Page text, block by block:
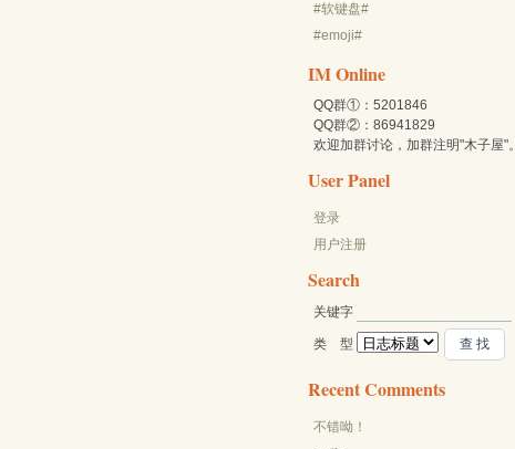
#软键盘#
#emoji#
IM Online
QQ群①：5201846
QQ群②：86941829
欢迎加群讨论，加群注明"木子屋"。
User Panel
登录
用户注册
Search
关键字
类 型
Recent Comments
不错呦！